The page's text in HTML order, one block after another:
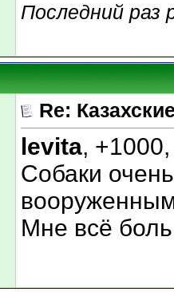
Последний раз
Re:
levita,
Собаки
Мне всё